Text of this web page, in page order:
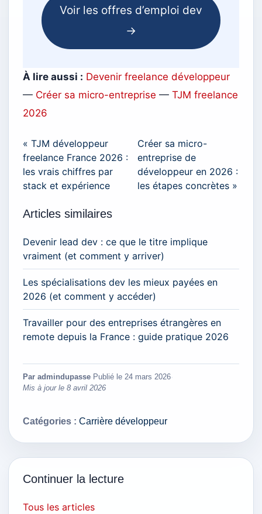
Voir les offres d’emploi dev
→
À lire aussi : Devenir freelance développeur
— Créer sa micro-entreprise — TJM freelance
2026
« TJM développeur
freelance France 2026 :
les vrais chiffres par
stack et expérience
Créer sa micro-
entreprise de
développeur en 2026 :
les étapes concrètes »
Articles similaires
Devenir lead dev : ce que le titre implique
vraiment (et comment y arriver)
Les spécialisations dev les mieux payées en
2026 (et comment y accéder)
Travailler pour des entreprises étrangères en
remote depuis la France : guide pratique 2026
Par admindupasse· Publié le 24 mars 2026·
Mis à jour le 8 avril 2026
Catégories : Carrière développeur
Continuer la lecture
Tous les articles